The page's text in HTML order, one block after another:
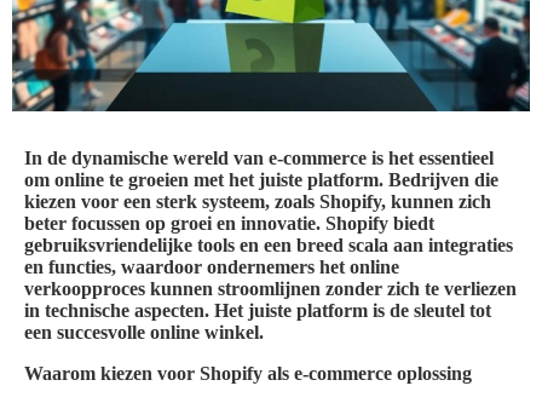
In de dynamische wereld van e-commerce is het essentieel
om online te groeien met het juiste platform. Bedrijven die
kiezen voor een sterk systeem, zoals Shopify, kunnen zich
beter focussen op groei en innovatie. Shopify biedt
gebruiksvriendelijke tools en een breed scala aan integraties
en functies, waardoor ondernemers het online
verkoopproces kunnen stroomlijnen zonder zich te verliezen
in technische aspecten. Het juiste platform is de sleutel tot
een succesvolle online winkel.
Waarom kiezen voor Shopify als e-commerce oplossing